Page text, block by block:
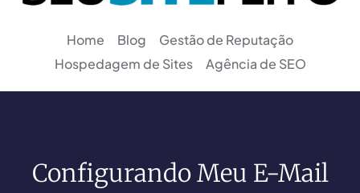
Home Blog
Gestão de Reputação
Hospedagem de Sites
Agência de SEO
Configurando Meu E-Mail